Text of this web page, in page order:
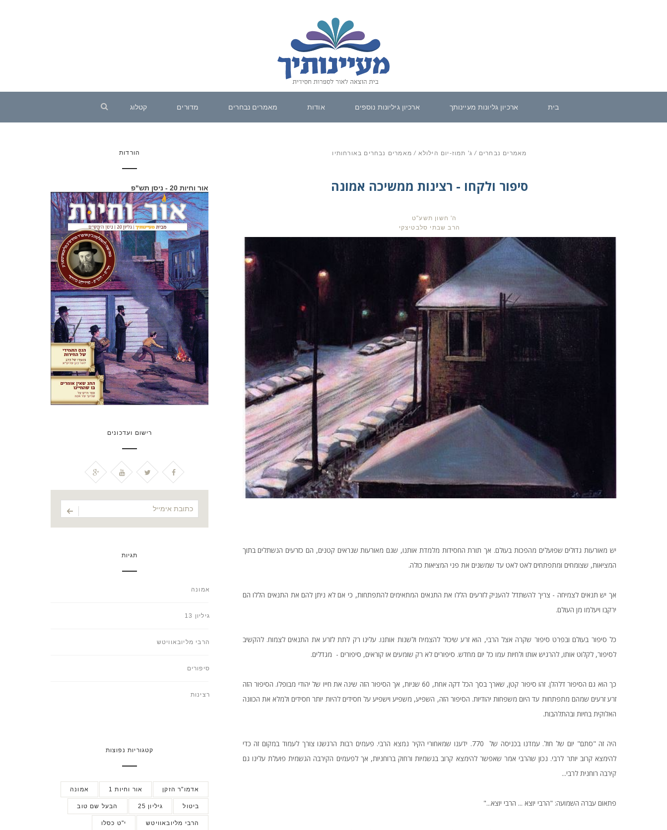
בית ארכיון גליונות מעיינותך ארכיון גיליונות נוספים אודות מאמרים נבחרים מדורים קטלוג
מאמרים נבחרים / ג' תמוז-יום הילולא / מאמרים נבחרים באורחותיו
סיפור ולקחו - רצינות ממשיכה אמונה
ה' חשון תשע"ט
הרב שבתי סלבטיצקי
יש מאורעות גדולים שפועלים מהפכות בעולם. אך תורת החסידות מלמדת אותנו, שגם מאורעות שנראים קטנים, הם כזרעים הנשתלים בתוך
המציאות, שצומחים ומתפתחים לאט לאט עד שמשנים את פני המציאות כולה.
אך יש תנאים לצמיחה - צריך להשתדל להעניק לזרעים הללו את התנאים המתאימים להתפתחות, כי אם לא ניתן להם את התנאים הללו הם
ירקבו ויעלמו מן העולם.
כל סיפור בעולם ובפרט סיפור שקרה אצל הרבי, הוא זרע שיכול להצמיח ולשנות אותנו. עלינו רק לתת לזרע את התנאים לצמוח. להקשיב
לסיפור, לקלוט אותו, להרגיש אותו ולחיות עמו כל יום מחדש. סיפורים לא רק שומעים או קוראים, סיפורים - מגדלים.
כך הוא גם הסיפור דלהלן. זהו סיפור קטן, שארך בסך הכל דקה אחת, 60 שניות, אך הסיפור הזה שינה את חייו של יהודי מבופלו. הסיפור הזה
זרע זרעים שמהם מתפתחות עד היום משפחות יהודיות. הסיפור הזה, השפיע, משפיע וישפיע על חסידים להיות יותר חסידים ולמלא את הכוונה
האלוקית בחיות ובהתלהבות.
היה זה "סתם" יום של חול. עמדנו בכניסה של 770. ידענו שמאחורי הקיר נמצא הרבי. פעמים רבות הרגשנו צורך לעמוד במקום זה כדי
להימצא קרוב יותר לרבי. נכון שהרבי אמר שאפשר להימצא קרוב בגשמיות ורחוק ברוחניות, אך לפעמים הקירבה הגשמית פועלת עלינו גם
קירבה רוחנית לרבי...
פתאום עברה השמועה: "הרבי יוצא ... הרבי יוצא..."
הורדות
אור וחיות 20 - ניסן תש"פ
רישום ועדכונים
תגיות
אמונה
גיליון 13
הרבי מליובאוויטש
סיפורים
רצינות
קטגוריות נפוצות
אדמו"ר הזקן אור וחיות 1 אמונה
ביטול גיליון 25 הבעל שם טוב
הרבי מליובאוויטש י"ט כסלו